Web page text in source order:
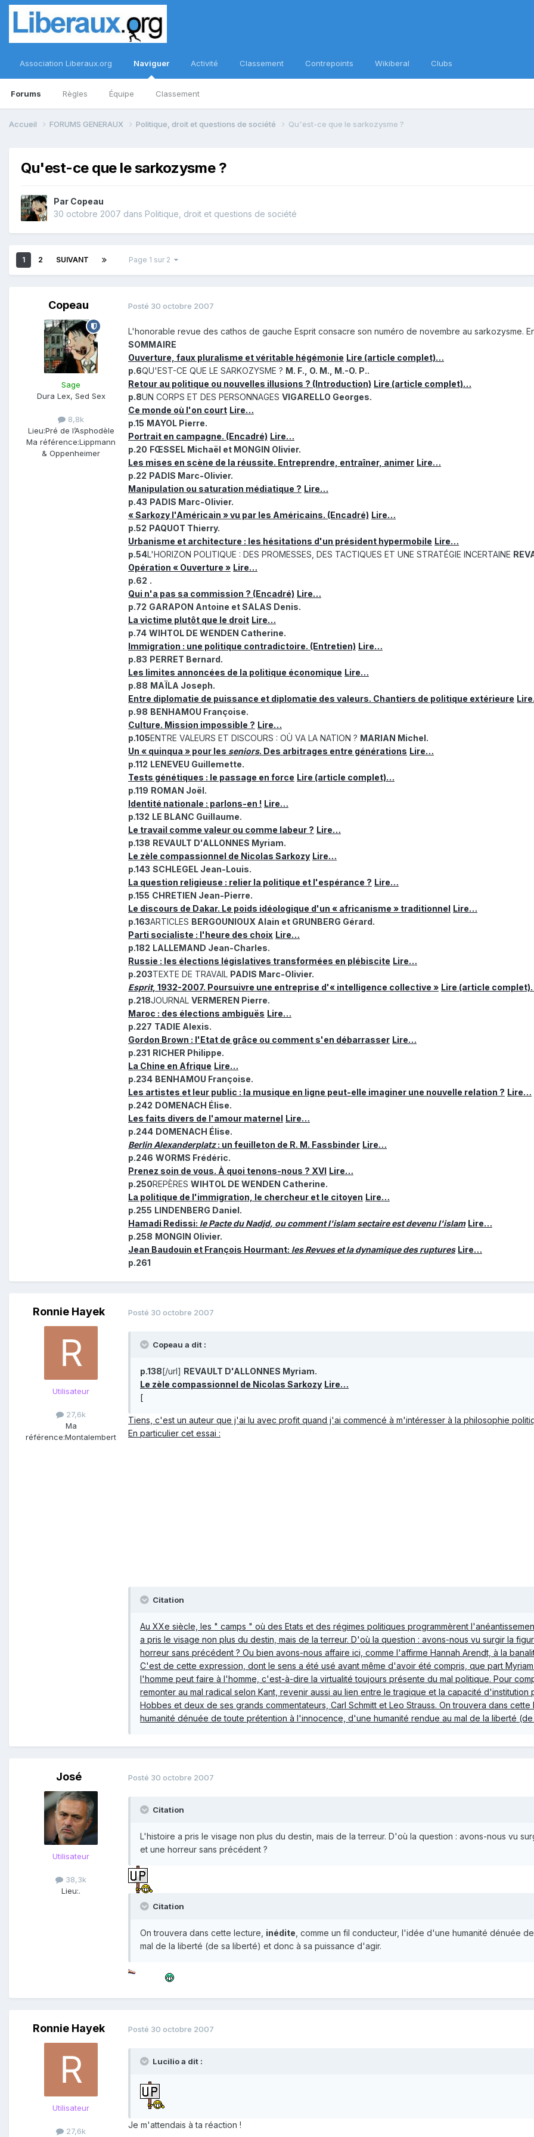
Association Liberaux.org Naviguer
Forums Règles Équipe Classement
Activité Classement Contrepoints Wikiberal Clubs
Accueil FORUMS GENERAUX Politique, droit et questions de société Qu'est-ce que le sarkozysme ?
Qu'est-ce que le sarkozysme ?
Par Copeau
30 octobre 2007 dans Politique, droit et questions de société
1 2 SUIVANT Page 1 sur 2
Copeau
Sage
Dura Lex, Sed Sex
8,8k
Lieu:Pré de l’Asphodèle
Ma référence:Lippmann
& Oppenheimer
Posté 30 octobre 2007
L'honorable revue des cathos de gauche Esprit consacre son numéro de novembre au sarkozysme.
SOMMAIRE
Ouverture, faux pluralisme et véritable hégémonie Lire (article complet)…
p.6QU'EST-CE QUE LE SARKOZYSME ? M. F., O. M., M.-O. P..
Retour au politique ou nouvelles illusions ? (Introduction) Lire (article complet)…
p.8UN CORPS ET DES PERSONNAGES VIGARELLO Georges.
Ce monde où l'on court Lire…
p.15 MAYOL Pierre.
Portrait en campagne. (Encadré) Lire…
p.20 FŒSSEL Michaël et MONGIN Olivier.
Les mises en scène de la réussite. Entreprendre, entraîner, animer Lire…
p.22 PADIS Marc-Olivier.
Manipulation ou saturation médiatique ? Lire…
p.43 PADIS Marc-Olivier.
« Sarkozy l'Américain » vu par les Américains. (Encadré) Lire…
p.52 PAQUOT Thierry.
Urbanisme et architecture : les hésitations d'un président hypermobile Lire…
p.54L'HORIZON POLITIQUE : DES PROMESSES, DES TACTIQUES ET UNE STRATÉGIE INCERTAINE
Opération « Ouverture » Lire…
p.62 .
Qui n'a pas sa commission ? (Encadré) Lire…
p.72 GARAPON Antoine et SALAS Denis.
La victime plutôt que le droit Lire…
p.74 WIHTOL DE WENDEN Catherine.
Immigration : une politique contradictoire. (Entretien) Lire…
p.83 PERRET Bernard.
Les limites annoncées de la politique économique Lire…
p.88 MAÏLA Joseph.
Entre diplomatie de puissance et diplomatie des valeurs. Chantiers de politique extérieure
p.98 BENHAMOU Françoise.
Culture. Mission impossible ? Lire…
p.105ENTRE VALEURS ET DISCOURS : OÙ VA LA NATION ? MARIAN Michel.
Un « quinqua » pour les seniors. Des arbitrages entre générations Lire…
p.112 LENEVEU Guillemette.
Tests génétiques : le passage en force Lire (article complet)…
p.119 ROMAN Joël.
Identité nationale : parlons-en ! Lire…
p.132 LE BLANC Guillaume.
Le travail comme valeur ou comme labeur ? Lire…
p.138 REVAULT D'ALLONNES Myriam.
Le zèle compassionnel de Nicolas Sarkozy Lire…
p.143 SCHLEGEL Jean-Louis.
La question religieuse : relier la politique et l'espérance ? Lire…
p.155 CHRETIEN Jean-Pierre.
Le discours de Dakar. Le poids idéologique d'un « africanisme » traditionnel Lire…
p.163ARTICLES BERGOUNIOUX Alain et GRUNBERG Gérard.
Parti socialiste : l'heure des choix Lire…
p.182 LALLEMAND Jean-Charles.
Russie : les élections législatives transformées en plébiscite Lire…
p.203TEXTE DE TRAVAIL PADIS Marc-Olivier.
Esprit, 1932-2007. Poursuivre une entreprise d'« intelligence collective » Lire (article
p.218JOURNAL VERMEREN Pierre.
Maroc : des élections ambiguës Lire…
p.227 TADIE Alexis.
Gordon Brown : l'Etat de grâce ou comment s'en débarrasser Lire…
p.231 RICHER Philippe.
La Chine en Afrique Lire…
p.234 BENHAMOU Françoise.
Les artistes et leur public : la musique en ligne peut-elle imaginer une nouvelle relation ? Lire…
p.242 DOMENACH Élise.
Les faits divers de l'amour maternel Lire…
p.244 DOMENACH Élise.
Berlin Alexanderplatz: un feuilleton de R. M. Fassbinder Lire…
p.246 WORMS Frédéric.
Prenez soin de vous. À quoi tenons-nous ? XVI Lire…
p.250REPÈRES WIHTOL DE WENDEN Catherine.
La politique de l'immigration, le chercheur et le citoyen Lire…
p.255 LINDENBERG Daniel.
Hamadi Redissi: le Pacte du Nadjd, ou comment l'islam sectaire est devenu l'islam Lire…
p.258 MONGIN Olivier.
Jean Baudouin et François Hourmant: les Revues et la dynamique des ruptures Lire…
p.261
Ronnie Hayek
Utilisateur
27,6k
Ma
référence:Montalembert
Posté 30 octobre 2007
Copeau a dit :
p.138[/url] REVAULT D'ALLONNES Myriam.
Le zèle compassionnel de Nicolas Sarkozy Lire…
[
Tiens, c'est un auteur que j'ai lu avec profit quand j'ai commencé à m'intéresser à la philosophie
En particulier cet essai :
Citation
Au XXe siècle, les " camps " où des Etats et des régimes politiques programmèrent
a pris le visage non plus du destin, mais de la terreur. D'où la question : avons-nous vu surgir la
horreur sans précédent ? Ou bien avons-nous affaire ici, comme l'affirme Hannah Arendt, à la
C'est de cette expression, dont le sens a été usé avant même d'avoir été compris, que part
l'homme peut faire à l'homme, c'est-à-dire la virtualité toujours présente du mal politique. Pour
remonter au mal radical selon Kant, revenir aussi au lien entre le tragique et la capacité
Hobbes et deux de ses grands commentateurs, Carl Schmitt et Leo Strauss. On trouvera dans
humanité dénuée de toute prétention à l'innocence, d'une humanité rendue au mal de la liberté
José
Utilisateur
38,3k
Lieu:.
Posté 30 octobre 2007
Citation
L'histoire a pris le visage non plus du destin, mais de la terreur. D'où la question : avons-nous vu
et une horreur sans précédent ?
Citation
On trouvera dans cette lecture, inédite , comme un fil conducteur, l'idée d'une humanité dénuée
mal de la liberté (de sa liberté) et donc à sa puissance d'agir.
Ronnie Hayek
Utilisateur
27,6k
Posté 30 octobre 2007
Lucilio a dit :
Je m'attendais à ta réaction !